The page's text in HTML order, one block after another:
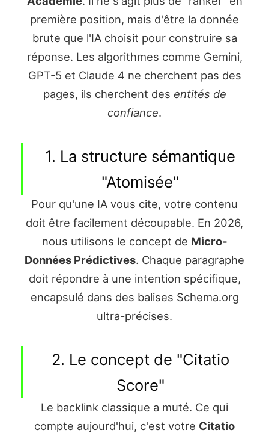
première position, mais d'être la donnée
brute que l'IA choisit pour construire sa
réponse. Les algorithmes comme Gemini,
GPT-5 et Claude 4 ne cherchent pas des
pages, ils cherchent des entités de
confiance.
1. La structure sémantique
"Atomisée"
Pour qu'une IA vous cite, votre contenu
doit être facilement découpable. En 2026,
nous utilisons le concept de Micro-
Données Prédictives. Chaque paragraphe
doit répondre à une intention spécifique,
encapsulé dans des balises Schema.org
ultra-précises.
2. Le concept de "Citatio
Score"
Le backlink classique a muté. Ce qui
compte aujourd'hui, c'est votre Citatio